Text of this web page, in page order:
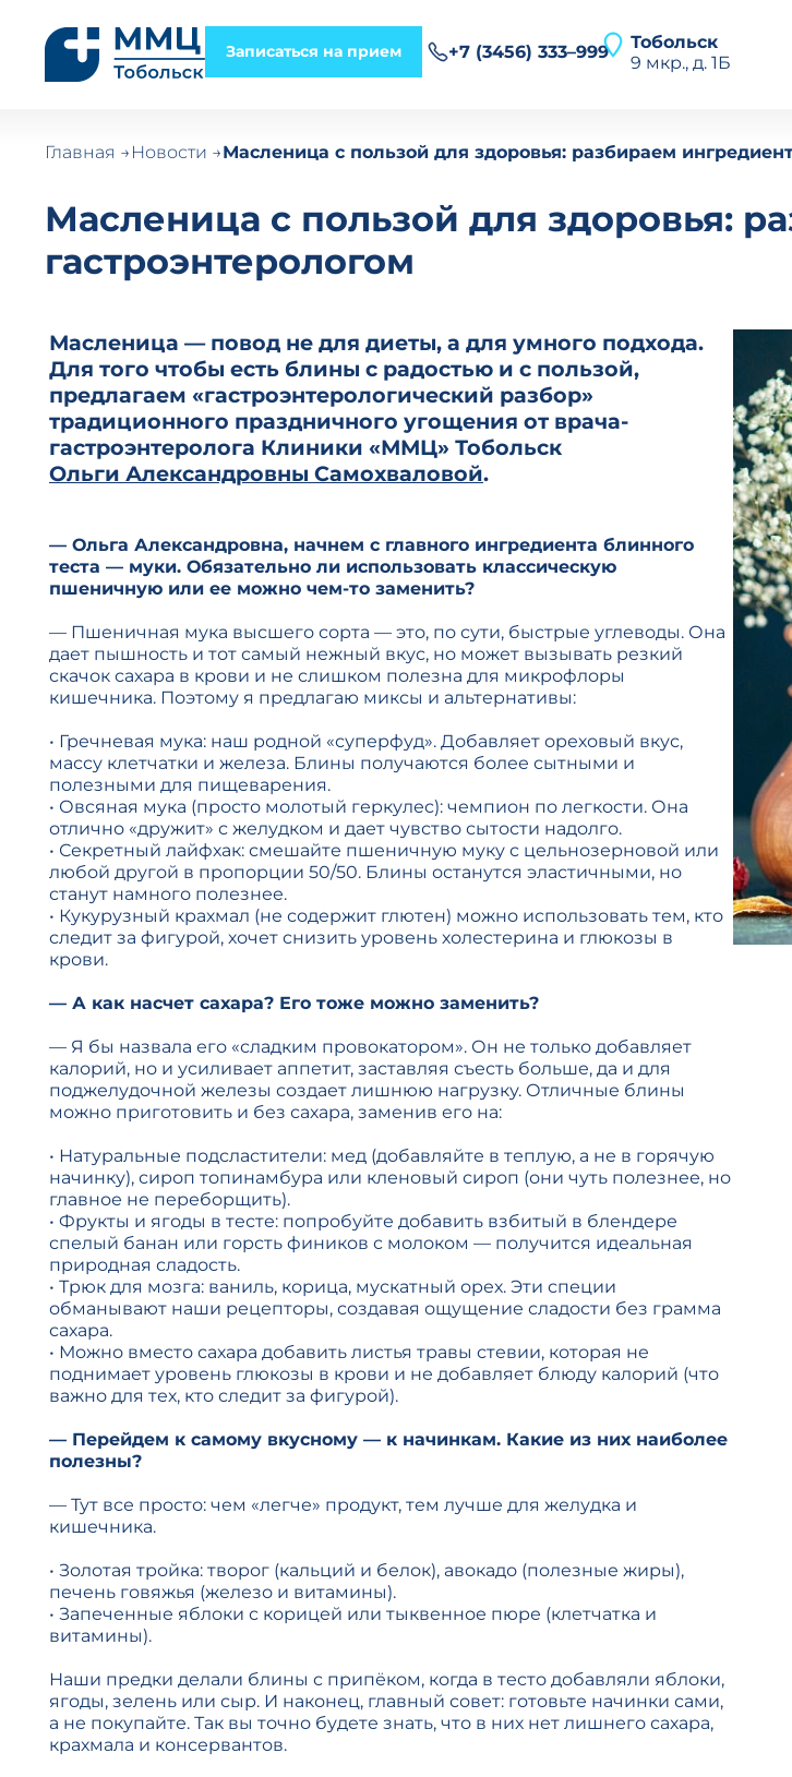
Записаться на прием +7 (3456) 333–999
Тобольск
9 мкр., д. 1Б
О клинике
Направления
Новости
Отзывы
Личный
Главная Новости Масленица с пользой для здоровья: разбираем
Масленица с пользой для здоровья:
гастроэнтерологом
Масленица — повод не для диеты, а для умного подхода.
Для того чтобы есть блины с радостью и с пользой,
предлагаем «гастроэнтерологический разбор»
традиционного праздничного угощения от врача-
гастроэнтеролога Клиники «ММЦ» Тобольск
Ольги Александровны Самохваловой.
— Ольга Александровна, начнем с главного ингредиента блинного
теста — муки. Обязательно ли использовать классическую
пшеничную или ее можно чем-то заменить?
— Пшеничная мука высшего сорта — это, по сути, быстрые углеводы. Она
дает пышность и тот самый нежный вкус, но может вызывать резкий
скачок сахара в крови и не слишком полезна для микрофлоры
кишечника. Поэтому я предлагаю миксы и альтернативы:
• Гречневая мука: наш родной «суперфуд». Добавляет ореховый вкус,
массу клетчатки и железа. Блины получаются более сытными и
полезными для пищеварения.
• Овсяная мука (просто молотый геркулес): чемпион по легкости. Она
отлично «дружит» с желудком и дает чувство сытости надолго.
• Секретный лайфхак: смешайте пшеничную муку с цельнозерновой или
любой другой в пропорции 50/50. Блины останутся эластичными, но
станут намного полезнее.
• Кукурузный крахмал (не содержит глютен) можно использовать тем, кто
следит за фигурой, хочет снизить уровень холестерина и глюкозы в
крови.
— А как насчет сахара? Его тоже можно заменить?
— Я бы назвала его «сладким провокатором». Он не только добавляет
калорий, но и усиливает аппетит, заставляя съесть больше, да и для
поджелудочной железы создает лишнюю нагрузку. Отличные блины
можно приготовить и без сахара, заменив его на:
• Натуральные подсластители: мед (добавляйте в теплую, а не в горячую
начинку), сироп топинамбура или кленовый сироп (они чуть полезнее, но
главное не переборщить).
• Фрукты и ягоды в тесте: попробуйте добавить взбитый в блендере
спелый банан или горсть фиников с молоком — получится идеальная
природная сладость.
• Трюк для мозга: ваниль, корица, мускатный орех. Эти специи
обманывают наши рецепторы, создавая ощущение сладости без грамма
сахара.
• Можно вместо сахара добавить листья травы стевии, которая не
поднимает уровень глюкозы в крови и не добавляет блюду калорий (что
важно для тех, кто следит за фигурой).
— Перейдем к самому вкусному — к начинкам. Какие из них наиболее
полезны?
— Тут все просто: чем «легче» продукт, тем лучше для желудка и
кишечника.
• Золотая тройка: творог (кальций и белок), авокадо (полезные жиры),
печень говяжья (железо и витамины).
• Запеченные яблоки с корицей или тыквенное пюре (клетчатка и
витамины).
Наши предки делали блины с припёком, когда в тесто добавляли яблоки,
ягоды, зелень или сыр. И наконец, главный совет: готовьте начинки сами,
а не покупайте. Так вы точно будете знать, что в них нет лишнего сахара,
крахмала и консервантов.